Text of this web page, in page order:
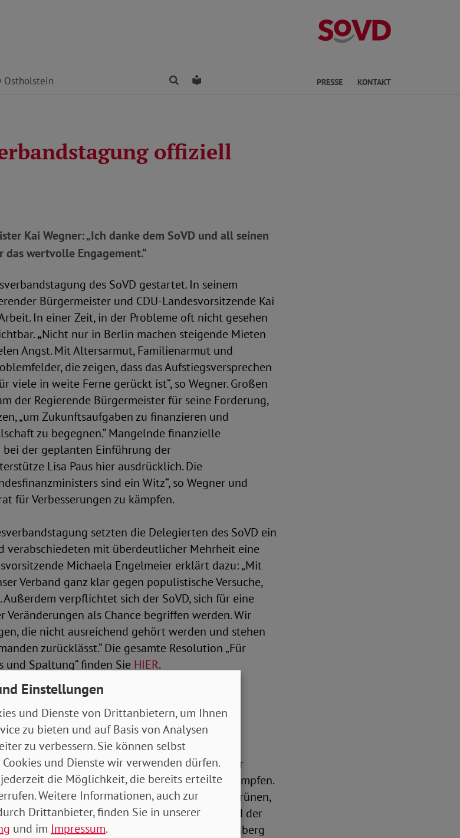
Kreisverband
Ostholstein FindenLeichte Sprache PRESSE KONTAKT
offiziell
Kai Wegner: „Ich danke dem SoVD und all seinen
wertvolle Engagement.“
des SoVD gestartet. In seinem
Bürgermeister und CDU-Landesvorsitzende Kai
In einer Zeit, in der Probleme oft nicht gesehen
„Nicht nur in Berlin machen steigende Mieten
Angst. Mit Altersarmut, Familienarmut und
die zeigen, dass das Aufstiegsversprechen
viele in weite Ferne gerückt ist“, so Wegner. Großen
der Regierende Bürgermeister für seine Forderung,
„um Zukunftsaufgaben zu finanzieren und
zu begegnen.“ Mangelnde finanzielle
der geplanten Einführung der
Lisa Paus hier ausdrücklich. Die
sind ein Witz“, so Wegner und
für Verbesserungen zu kämpfen.
setzten die Delegierten des SoVD ein
verabschiedeten mit überdeutlicher Mehrheit eine
Michaela Engelmeier erklärt dazu: „Mit
Verband ganz klar gegen populistische Versuche,
Außerdem verpflichtet sich der SoVD, sich für eine
Veränderungen als Chance begriffen werden. Wir
die nicht ausreichend gehört werden und stehen
zurücklässt.“ Die gesamte Resolution „Für
Spaltung“ finden Sie HIER.
Bundesverbandstagung im Hotel Pullmann
Samstag. Themenschwerpunkt ab 10.00
Armut und Einsamkeit sein. Lisa Paus,
Frauen und Jugend wird dabei die
vorstellen. Danach werden bei einer
Wege suchen, um Einsamkeit effektiv zu bekämpfen.
die Bundesvorsitzende von Bündnis90/Die Grünen,
Kevin Kühnert. Ebenfalls mit dabei sind der
für Arbeit und Soziales, Rolf Schmachtenberg
Einstellungen
und Dienste von Drittanbietern, um Ihnen
zu bieten und auf Basis von Analysen
zu verbessern. Sie können selbst
und Dienste wir verwenden dürfen.
die Möglichkeit, die bereits erteilte
Weitere Informationen, auch zur
Drittanbieter, finden Sie in unserer
und im Impressum.